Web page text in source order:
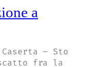
a
– Sto
scatto fra la